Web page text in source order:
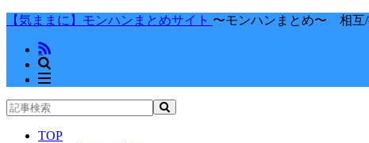
【気ままに】モンハンまとめサイト 〜モンハンまとめ〜 相互
TOP